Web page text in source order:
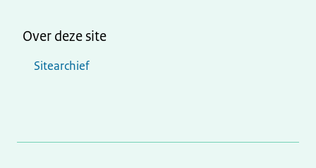
Over deze site
Sitearchief